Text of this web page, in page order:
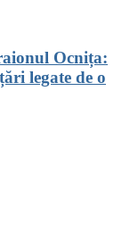
Ocnița:
legate de o